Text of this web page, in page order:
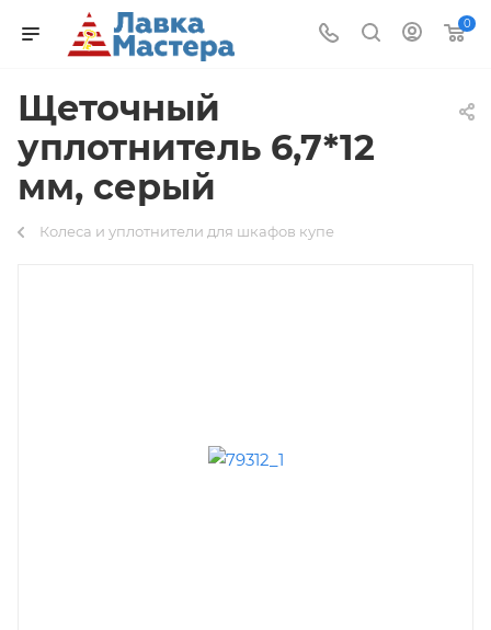
0
Щеточный
уплотнитель 6,7*12
мм, серый
Колеса и уплотнители для шкафов купе